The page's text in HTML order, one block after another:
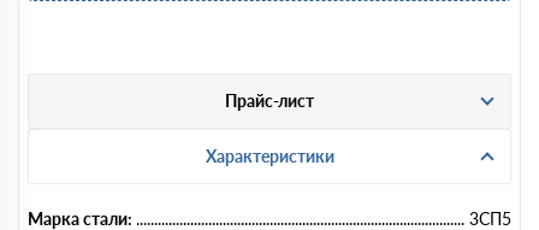
Прайс-лист
Характеристики
Марка стали:
3СП5